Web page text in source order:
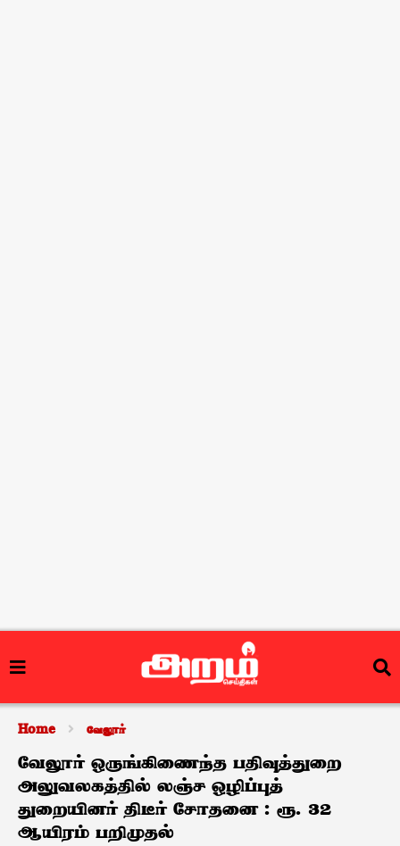
Home வேலூர்
வேலூர் ஒருங்கிணைந்த பதிவுத்துறை
அலுவலகத்தில் லஞ்ச ஒழிப்புத்
துறையினர் திடீர் சோதனை : ரூ. 32
ஆயிரம் பறிமுதல்